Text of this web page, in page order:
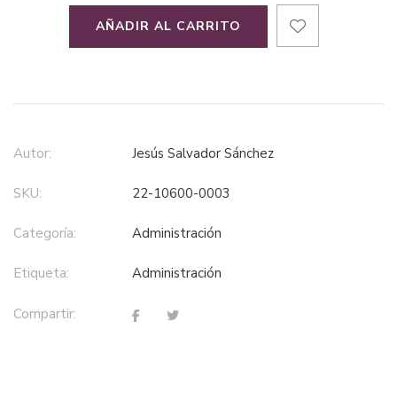
AÑADIR AL CARRITO
Autor: Jesús Salvador Sánchez
SKU: 22-10600-0003
Categoría: administración
Etiqueta: administración
Compartir: